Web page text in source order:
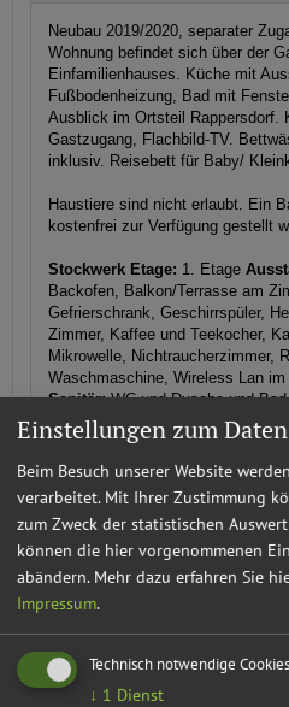
Neubau 2019/2020, separater
Wohnung befindet sich über der
Einfamilienhauses. Küche mit
Fußbodenheizung, Bad mit
Ausblick im Ortsteil Rappersdorf.
Gastzugang, Flachbild-TV.
inklusiv. Reisebett für Baby/
Haustiere sind nicht erlaubt. Ein
kostenfrei zur Verfügung gestellt
Stockwerk Etage: 1. Etage
Backofen, Balkon/Terrasse am
Gefrierschrank, Geschirrspüler,
Zimmer, Kaffee und Teekocher,
Mikrowelle, Nichtraucherzimmer,
Waschmaschine, Wireless Lan
Sanitär:WC und Dusche und Bad
Größe (Quadratmeter): 44
Mindestaufenthalt: 4 Nächte
Belegung: 1-2 Personen
Verfügbarkeiten anzeigen
Informationen von Ihrem
Einstellungen zum
Beim Besuch unserer Website
verarbeitet. Mit Ihrer Zustimmung
zum Zweck der statistischen
können die hier vorgenommenen
abändern. Mehr dazu erfahren Sie
Impressum.
Technisch notwendige Cookies
↓ 1 Dienst